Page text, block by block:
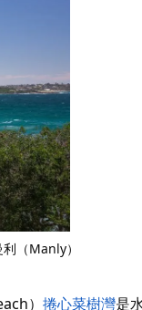
利（Manly）
） 捲心菜樹灣是